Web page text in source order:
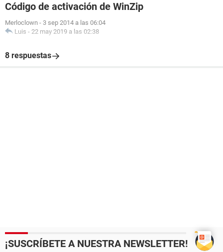
Código de activación de WinZip
Merloclown - 3 sep 2014 a las 06:04
Luis - 22 may 2019 a las 02:38
8 respuestas
¡SUSCRÍBETE A NUESTRA NEWSLETTER!